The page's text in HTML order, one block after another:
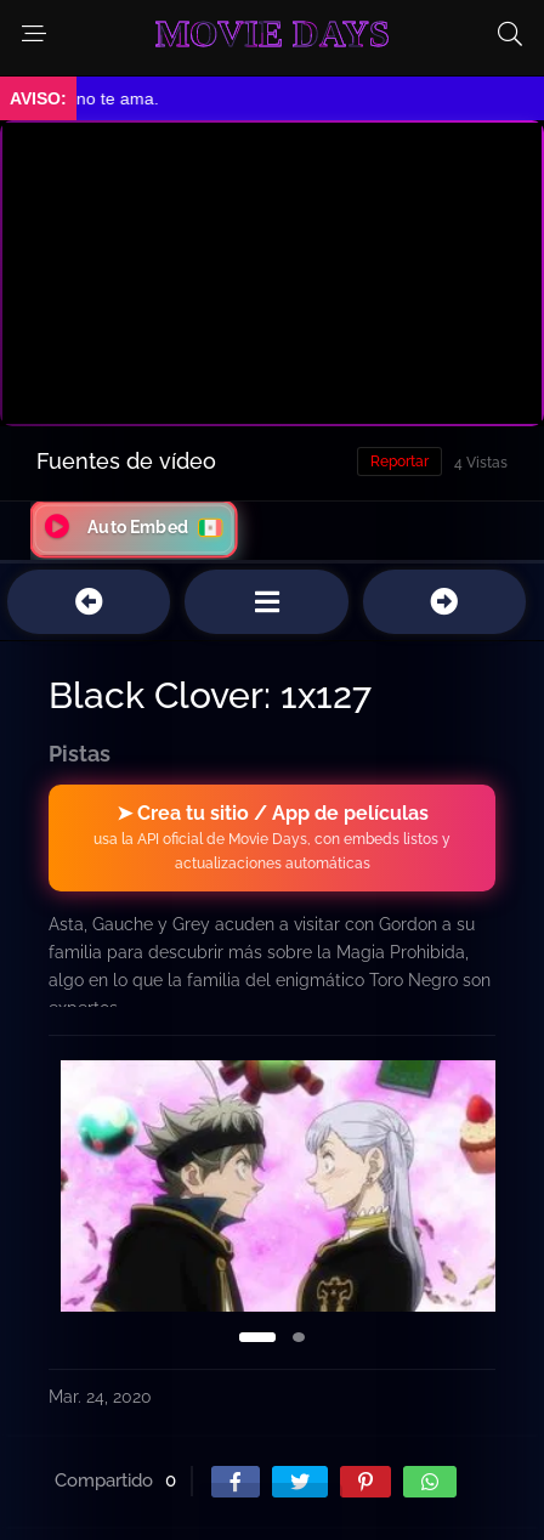
MOVIE DAYS
ama.
Fuentes de vídeo 4 Vistas
Reportar
Auto Embed
Black Clover: 1x127
Pistas
➤ Crea tu sitio / App de películas
usa la API oficial de Movie Days, con embeds listos y
actualizaciones automáticas
Asta, Gauche y Grey acuden a visitar con Gordon a su
familia para descubrir más sobre la Magia Prohibida,
algo en lo que la familia del enigmático Toro Negro son
expertos.
Mar. 24, 2020
Compartido 0